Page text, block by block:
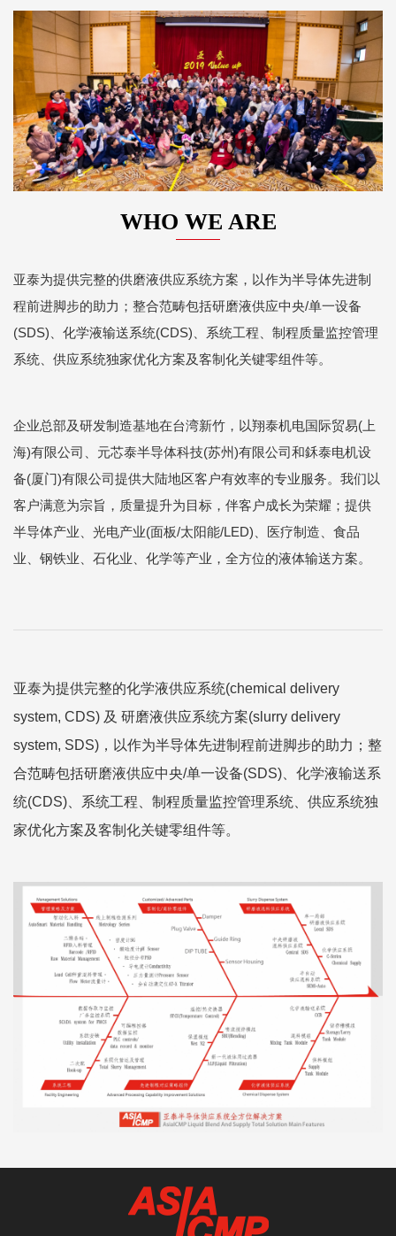
WHO WE ARE
亚泰为提供完整的供磨液供应系统方案，以作为半导体先进制
程前进脚步的助力；整合范畴包括研磨液供应中央/单一设备
(SDS)、化学液输送系统(CDS)、系统工程、制程质量监控管理
系统、供应系统独家优化方案及客制化关键零组件等。
企业总部及研发制造基地在台湾新竹，以翔泰机电国际贸易(上
海)有限公司、元芯泰半导体科技(苏州)有限公司和鉌泰电机设
备(厦门)有限公司提供大陆地区客户有效率的专业服务。我们以
客户满意为宗旨，质量提升为目标，伴客户成长为荣耀；提供
半导体产业、光电产业(面板/太阳能/LED)、医疗制造、食品
业、钢铁业、石化业、化学等产业，全方位的液体输送方案。
亚泰为提供完整的化学液供应系统(chemical delivery
system, CDS) 及 研磨液供应系统方案(slurry delivery
system, SDS)，以作为半导体先进制程前进脚步的助力；整
合范畴包括研磨液供应中央/单一设备(SDS)、化学液输送系
统(CDS)、系统工程、制程质量监控管理系统、供应系统独
家优化方案及客制化关键零组件等。